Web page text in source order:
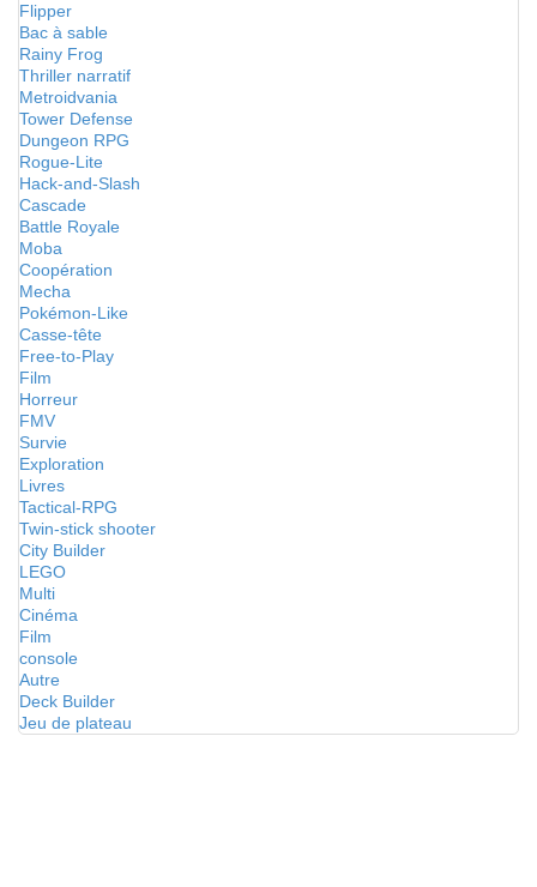
Flipper
Bac à sable
Rainy Frog
Thriller narratif
Metroidvania
Tower Defense
Dungeon RPG
Rogue-Lite
Hack-and-Slash
Cascade
Battle Royale
Moba
Coopération
Mecha
Pokémon-Like
Casse-tête
Free-to-Play
Film
Horreur
FMV
Survie
Exploration
Livres
Tactical-RPG
Twin-stick shooter
City Builder
LEGO
Multi
Cinéma
Film
console
Autre
Deck Builder
Jeu de plateau